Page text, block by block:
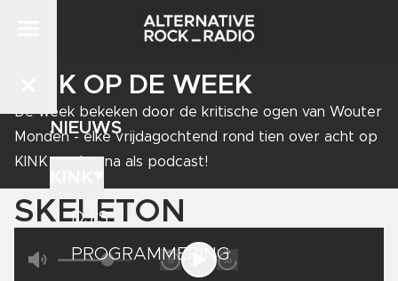
NIEUWS
DJ'S
PROGRAMMERING
KINK OP DE WEEK
De week bekeken door de kritische ogen van Wouter
Monden - elke vrijdagochtend rond tien over acht op
KINK en daarna als podcast!
SKELETON